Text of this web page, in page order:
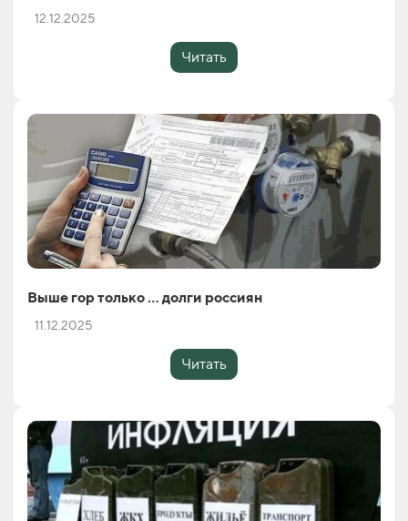
12.12.2025
Читать
Выше гор только … долги россиян
11.12.2025
Читать